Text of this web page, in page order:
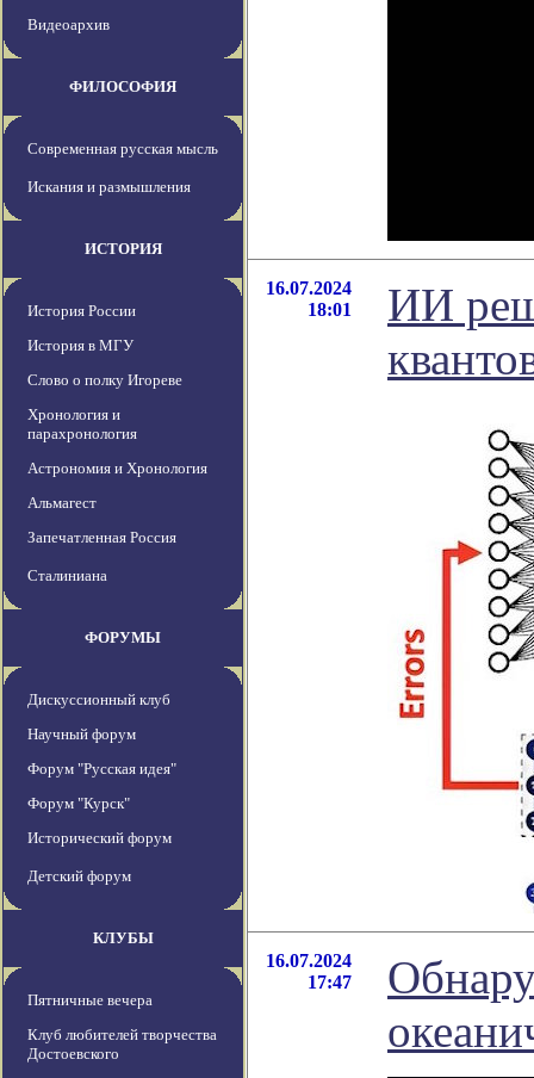
Видеоархив
ФИЛОСОФИЯ
Современная русская мысль
Искания и размышления
ИСТОРИЯ
История России
История в МГУ
Слово о полку Игореве
Хронология и
парахронология
Астрономия и Хронология
Альмагест
Запечатленная Россия
Сталиниана
ФОРУМЫ
Дискуссионный клуб
Научный форум
Форум "Русская идея"
Форум "Курск"
Исторический форум
Детский форум
КЛУБЫ
Пятничные вечера
Клуб любителей творчества
Достоевского
16.07.2024
18:01
ИИ
16.07.2024
17:47